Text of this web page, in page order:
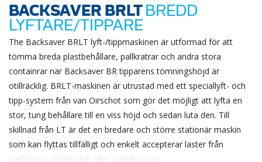
BACKSAVER BRLTBREDD
LYFTARE/TIPPARE
The Backsaver BRLT lyft-/tippmaskinen är utformad för att
tömma breda plastbehållare, pallkratrar och andra stora
containrar när Backsaver BR tipparens tömningshöjd är
otillräcklig. BRLT-maskinen är utrustad med ett speciallyft- och
tipp-system från van Oirschot som gör det möjligt att lyfta en
stor, tung behållare till en viss höjd och sedan luta den. Till
skillnad från LT är det en bredare och större stationär maskin
som kan flyttas tillfälligt och enkelt accepterar laster från